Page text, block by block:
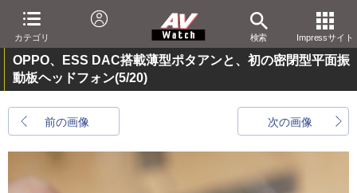
カテゴリ 検索 Impressサイト
OPPO、ESS DAC搭載薄型ポタアンと、初の密閉型平面振
動板ヘッドフォン(5/20)
前の画像 次の画像